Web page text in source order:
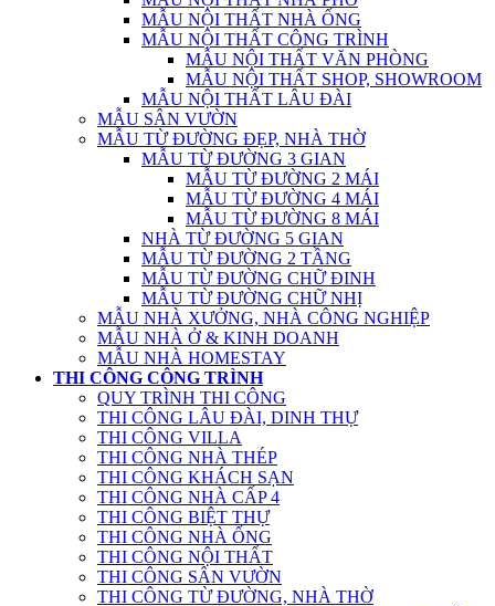
MẪU NỘI THẤT NHÀ ỐNG
MẪU NỘI THẤT CÔNG TRÌNH
MẪU NỘI THẤT VĂN PHÒNG
MẪU NỘI THẤT SHOP, SHOWROOM
MẪU NỘI THẤT LÂU ĐÀI
MẪU SÂN VƯỜN
MẪU TỪ ĐƯỜNG ĐẸP, NHÀ THỜ
MẪU TỪ ĐƯỜNG 3 GIAN
MẪU TỪ ĐƯỜNG 2 MÁI
MẪU TỪ ĐƯỜNG 4 MÁI
MẪU TỪ ĐƯỜNG 8 MÁI
NHÀ TỪ ĐƯỜNG 5 GIAN
MẪU TỪ ĐƯỜNG 2 TẦNG
MẪU TỪ ĐƯỜNG CHỮ ĐINH
MẪU TỪ ĐƯỜNG CHỮ NHỊ
MẪU NHÀ XƯỞNG, NHÀ CÔNG NGHIỆP
MẪU NHÀ Ở & KINH DOANH
MẪU NHÀ HOMESTAY
THI CÔNG CÔNG TRÌNH
QUY TRÌNH THI CÔNG
THI CÔNG LÂU ĐÀI, DINH THỰ
THI CÔNG VILLA
THI CÔNG NHÀ THÉP
THI CÔNG KHÁCH SẠN
THI CÔNG NHÀ CẤP 4
THI CÔNG BIỆT THỰ
THI CÔNG NHÀ ỐNG
THI CÔNG NỘI THẤT
THI CÔNG SÂN VƯỜN
THI CÔNG TỪ ĐƯỜNG, NHÀ THỜ